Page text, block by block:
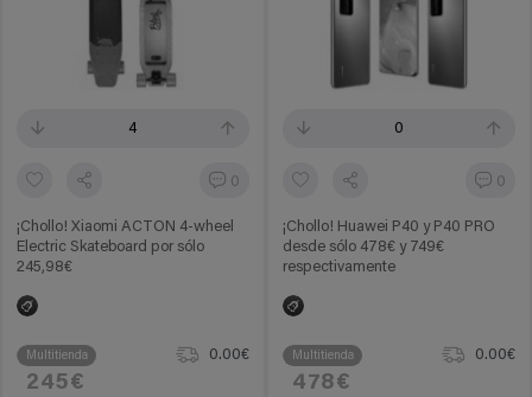
4
0
¡Chollo! Xiaomi ACTON 4-wheel
Electric Skateboard por sólo
245,98€
Multitienda 0.00€
245€
0
0
¡Chollo! Huawei P40 y P40 PRO
desde sólo 478€ y 749€
respectivamente
Multitienda 0.00€
478€